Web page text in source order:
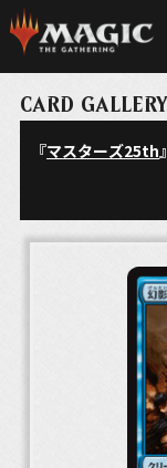
CARD GALLERY
『マスターズ25th